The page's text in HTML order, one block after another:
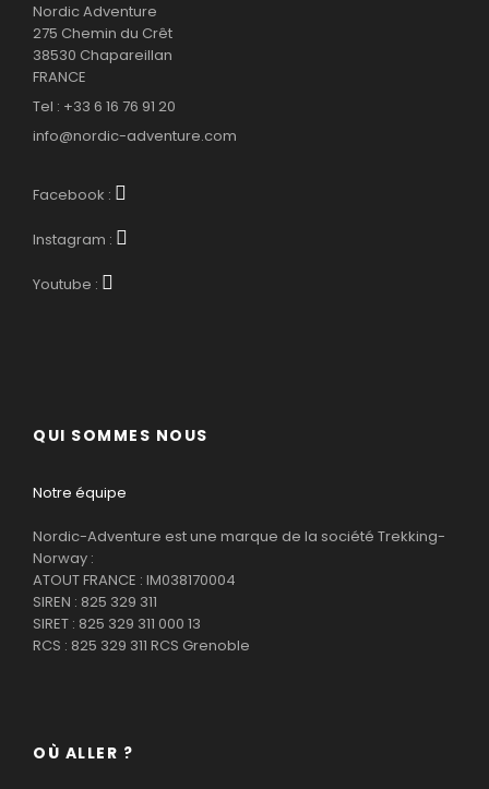
Nordic Adventure
275 Chemin du Crêt
38530 Chapareillan
FRANCE
Tel : +33 6 16 76 91 20
info@nordic-adventure.com
Facebook :
Instagram :
Youtube :
QUI SOMMES NOUS
Notre équipe
Nordic-Adventure est une marque de la société Trekking-
Norway :
ATOUT FRANCE : IM038170004
SIREN : 825 329 311
SIRET : 825 329 311 000 13
RCS : 825 329 311 RCS Grenoble
OÙ ALLER ?